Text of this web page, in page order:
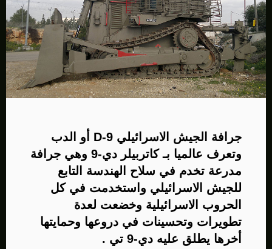
جرافة الجيش الاسرائيلي D-9 أو الدب
وتعرف عالميا بـ كاتربيلر دي-9 وهي جرافة
مدرعة تخدم في سلاح الهندسة التابع
للجيش الاسرائيلي واستخدمت في كل
الحروب الاسرائيلية وخضعت لعدة
تطويرات وتحسينات في دروعها وحمايتها
أخرها يطلق عليه دي-9 تي .​